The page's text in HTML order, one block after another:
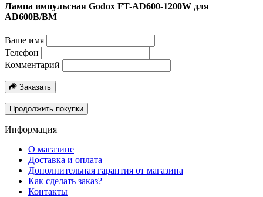
Лампа импульсная Godox FT-AD600-1200W для
AD600B/BM
Ваше имя
Телефон
Комментарий
Заказать
Продолжить покупки
Информация
О магазине
Доставка и оплата
Дополнительная гарантия от магазина
Как сделать заказ?
Контакты